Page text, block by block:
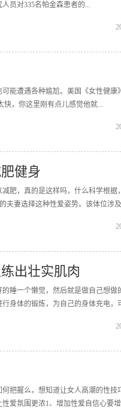
员对335名帕金森患者的...
能遭遇各种尴尬。美国《女性健康
快，你这里刚有点儿感觉他就...
健身
肥，真的是这样吗，什么科学根据
夫妻选择这种性爱姿势。该体位涉
出壮实肌肉
睡一个懒觉，然后就是做自己想做
身体的锻炼，为自己的身体充电，
把握么，想知道让女人高潮的性技
爱氛围更浓1、增加性爱自信心要